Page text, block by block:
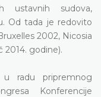
ustavnih sudova,
Od tada je redovito
2002, Nicosia
2014. godine).
u radu pripremnog
Konferencije